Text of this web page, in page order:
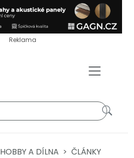
Reklama
HOBBY A DÍLNA ČLÁNKY